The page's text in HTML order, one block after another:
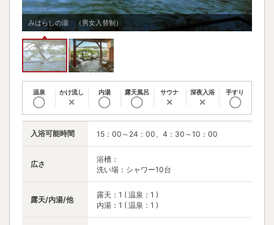
みはらしの湯 （男女入替制）
温泉
◯
かけ流し
✕
内湯
◯
露天風呂
◯
サウナ
✕
深夜入浴
✕
手すり
◯
入浴可能時間 15：00～24：00、4：30～10：00
広さ
浴槽：
洗い場：シャワー10台
露天/内湯/他
露天：1 ( 温泉：1 )
内湯：1 ( 温泉：1 )